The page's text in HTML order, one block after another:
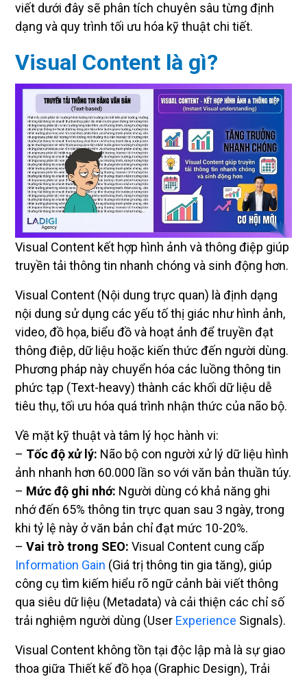
viết dưới đây sẽ phân tích chuyên sâu từng định
dạng và quy trình tối ưu hóa kỹ thuật chi tiết.
Visual Content là gì?
Visual Content kết hợp hình ảnh và thông điệp giúp
truyền tải thông tin nhanh chóng và sinh động hơn.
Visual Content (Nội dung trực quan) là định dạng
nội dung sử dụng các yếu tố thị giác như hình ảnh,
video, đồ họa, biểu đồ và hoạt ảnh để truyền đạt
thông điệp, dữ liệu hoặc kiến thức đến người dùng.
Phương pháp này chuyển hóa các luồng thông tin
phức tạp (Text-heavy) thành các khối dữ liệu dễ
tiêu thụ, tối ưu hóa quá trình nhận thức của não bộ.
Về mặt kỹ thuật và tâm lý học hành vi:
– Tốc độ xử lý: Não bộ con người xử lý dữ liệu hình
ảnh nhanh hơn 60.000 lần so với văn bản thuần túy.
– Mức độ ghi nhớ: Người dùng có khả năng ghi
nhớ đến 65% thông tin trực quan sau 3 ngày, trong
khi tỷ lệ này ở văn bản chỉ đạt mức 10-20%.
– Vai trò trong SEO: Visual Content cung cấp
Information Gain (Giá trị thông tin gia tăng), giúp
công cụ tìm kiếm hiểu rõ ngữ cảnh bài viết thông
qua siêu dữ liệu (Metadata) và cải thiện các chỉ số
trải nghiệm người dùng (User Experience Signals).
Visual Content không tồn tại độc lập mà là sự giao
thoa giữa Thiết kế đồ họa (Graphic Design), Trải